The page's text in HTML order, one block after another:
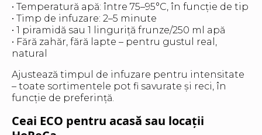
• Temperatură apă: între 75–95°C, în funcție de tip
• Timp de infuzare: 2–5 minute
• 1 piramidă sau 1 linguriță frunze/250 ml apă
• Fără zahăr, fără lapte – pentru gustul real,
natural
Ajustează timpul de infuzare pentru intensitate
– toate sortimentele pot fi savurate și reci, în
funcție de preferință.
Ceai ECO pentru acasă sau locații